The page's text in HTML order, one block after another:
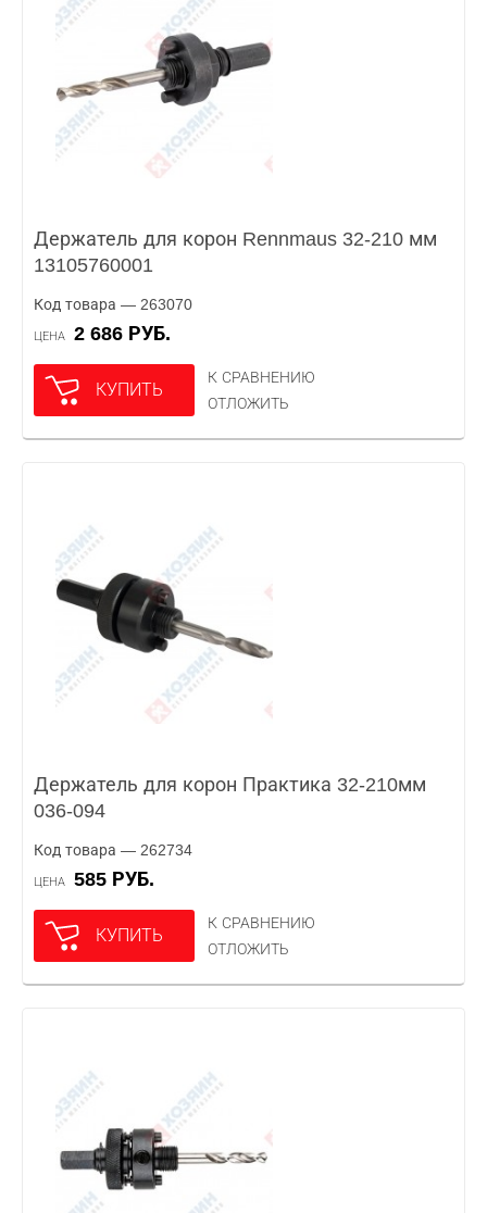
Держатель для корон Rennmaus 32-210 мм
13105760001
Код товара — 263070
ЦЕНА 2 686 РУБ.
КУПИТЬ
К СРАВНЕНИЮ
ОТЛОЖИТЬ
Держатель для корон Практика 32-210мм
036-094
Код товара — 262734
ЦЕНА 585 РУБ.
КУПИТЬ
К СРАВНЕНИЮ
ОТЛОЖИТЬ